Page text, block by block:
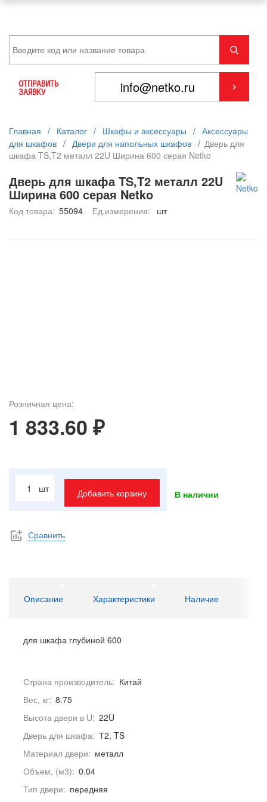
ОТПРАВИТЬ
ЗАЯВКУ
Главная / Каталог / Шкафы и аксессуары / Аксессуары
для шкафов / Двери для напольных шкафов / Дверь для
шкафа TS,T2 металл 22U Ширина 600 серая Netko
Дверь для шкафа TS,T2 металл 22U
Ширина 600 серая Netko
Код товара: 55094 Ед.измерения: шт
Розничная цена:
1 833.60 ₽
шт Добавить корзину В наличии
Сравнить
Описание Характеристики Наличие
для шкафа глубиной 600
Страна производитель: Китай
Вес, кг: 8.75
Высота двери в U: 22U
Дверь для шкафа: Т2, TS
Материал двери: металл
Объем, (м3): 0.04
Тип двери: передняя